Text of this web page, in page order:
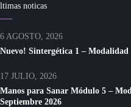
noticas
6 AGOSTO, 2026
Nuevo! Sintergética 1 –
17 JULIO, 2026
Manos para Sanar Módulo 5 –
Septiembre 2026